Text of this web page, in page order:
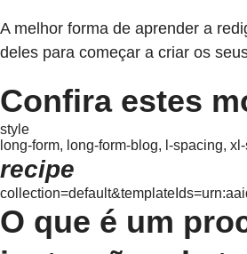
A melhor forma de aprender a
deles para começar a criar os
Confira estes
style
long-form, long-form-blog, l-spacing,
recipe
O que é um